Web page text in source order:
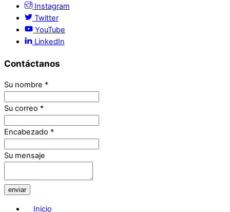
Instagram
Twitter
YouTube
LinkedIn
Contáctanos
Su nombre *
Su correo *
Encabezado *
Su mensaje
enviar
Inicio